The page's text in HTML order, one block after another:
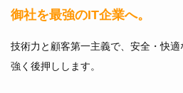
御社を最強のIT企業へ。
技術力と顧客第一主義で、安全・快
強く後押しします。